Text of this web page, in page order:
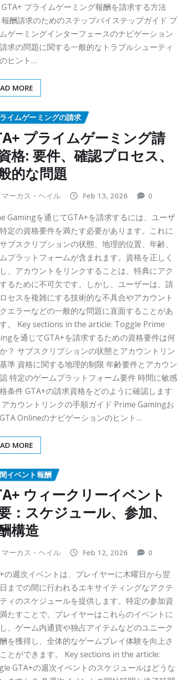
プライムゲーミング報酬を請求する方法
酬請求のためのステップバイステップガイド プ
ゲーミングインターフェースのナビゲーション
求の問題に関する一般的なトラブルシューティ
ヒント…
MORE
イムゲーミングの請求
プライムゲーミング請
格: 要件、確認プロセス、
的な問題
マーカス・ヘイル Feb 13, 2026 0
Gamingを通じてGTA+を請求するには、ユーザ
定の資格要件を満たす必要があります。これに
ブスクリプションの状態、地理的位置、年齢、
プラットフォームが含まれます。資格を正しく
、アカウントをリンクすることは、特典にアク
るために不可欠です。しかし、ユーザーは、請
セスを複雑にする技術的な不具合やアカウント
エラーなどの一般的な問題に直面することがあ
。 Key sections in the article: Toggle Prime
を通じてGTA+を請求するための資格要件は何
？ サブスクリプションの状態とアカウントリン
準 資格に関する地理的制限 年齢要件とアカウン
認 特定のゲームプラットフォーム要件 時間に敏感
条件 GTA+の請求資格をどのように確認します
アカウントリンクの手順ガイド Prime Gamingお
Onlineのナビゲーションのヒント…
MORE
イベント報酬
ウィークリーイベント
：スケジュール、参加、
構造
マーカス・ヘイル Feb 12, 2026 0
の週次イベントは、プレイヤーに木曜日から翌
までの間に行われるエキサイティングなアクテ
ィのスケジュールを提供します。特定の参加資
たすことで、プレイヤーはこれらのイベントに
、ゲーム内通貨や独占アイテムなどのユニーク
を獲得し、全体的なゲームプレイ体験を向上さ
とができます。 Key sections in the article:
GTA+の週次イベントのスケジュールはどうな